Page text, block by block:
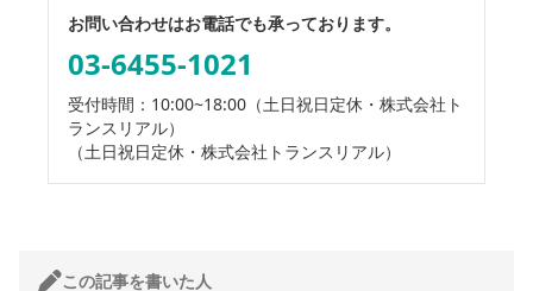
お問い合わせはお電話でも承っております。
03-6455-1021
受付時間：10:00~18:00 （土日祝日定休・株式会社ト
ランスリアル）
（土日祝日定休・株式会社トランスリアル）
この記事を書いた人